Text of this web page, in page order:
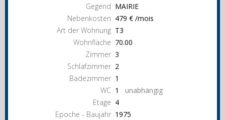
Gegend MAIRIE
Nebenkosten 479 € /mois
Art der Wohnung T3
Wohnfläche 70.00
Zimmer 3
Schlafzimmer 2
Badezimmer 1
WC 1 unabhängig
Etage 4
Epoche - Baujahr 1975